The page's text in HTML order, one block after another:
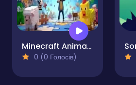
Minecraft Animal Jigsaw Puzzles
0 (0 Голосів)